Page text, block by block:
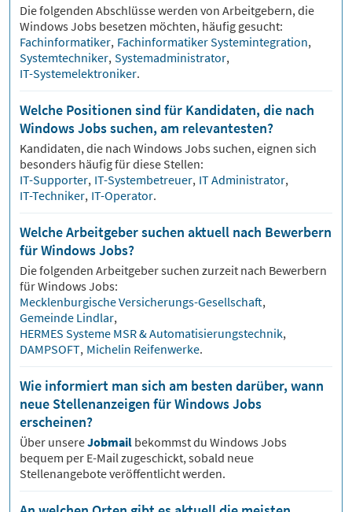
Die folgenden Abschlüsse werden von Arbeitgebern, die
WindowsJobs besetzen möchten, häufig gesucht:
Fachinformatiker, Fachinformatiker Systemintegration,
Systemtechniker, Systemadministrator,
IT-Systemelektroniker.
Welche Positionen sind für Kandidaten, die nach
Windows Jobs suchen, am relevantesten?
Kandidaten, die nach WindowsJobs suchen, eignen sich
besonders häufig für diese Stellen:
IT-Supporter, IT-Systembetreuer, IT Administrator,
IT-Techniker, IT-Operator.
Welche Arbeitgeber suchen aktuell nach Bewerbern
für Windows Jobs?
Die folgenden Arbeitgeber suchen zurzeit nach Bewerbern
fürWindowsJobs:
Mecklenburgische Versicherungs-Gesellschaft,
Gemeinde Lindlar,
HERMES Systeme MSR & Automatisierungstechnik,
DAMPSOFT, Michelin Reifenwerke.
Wie informiert man sich am besten darüber, wann
neue Stellenanzeigen für Windows Jobs
erscheinen?
Über unsereJobmail bekommst du WindowsJobs
bequem per E-Mail zugeschickt, sobald neue
Stellenangebote veröffentlicht werden.